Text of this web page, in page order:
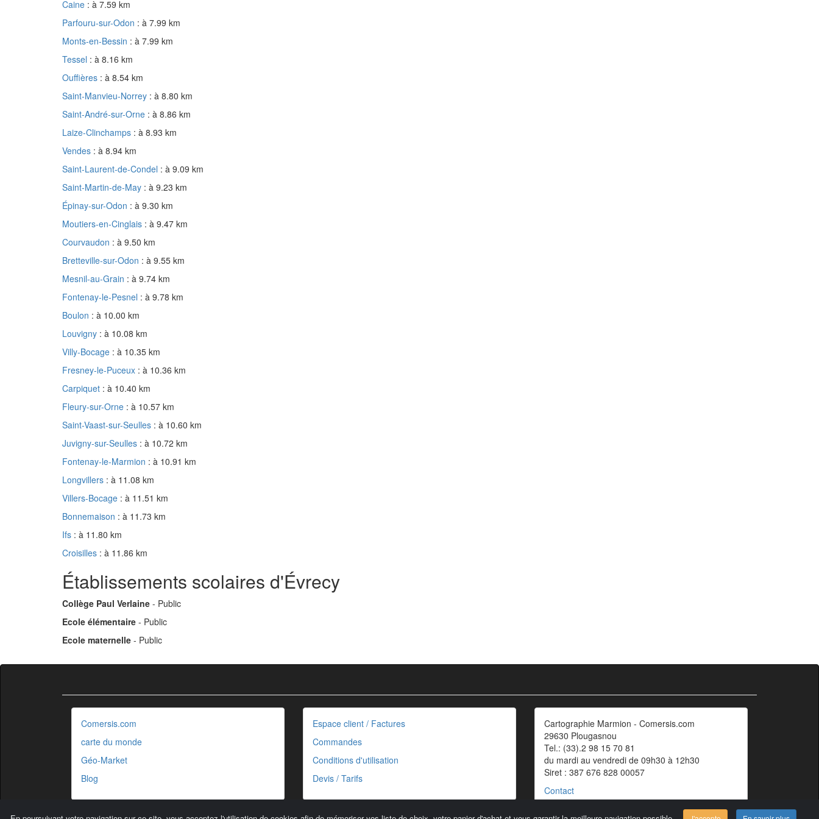
Caine : à 7.59 km
Parfouru-sur-Odon : à 7.99 km
Monts-en-Bessin : à 7.99 km
Tessel : à 8.16 km
Ouffières : à 8.54 km
Saint-Manvieu-Norrey : à 8.80 km
Saint-André-sur-Orne : à 8.86 km
Laize-Clinchamps : à 8.93 km
Vendes : à 8.94 km
Saint-Laurent-de-Condel : à 9.09 km
Saint-Martin-de-May : à 9.23 km
Épinay-sur-Odon : à 9.30 km
Moutiers-en-Cinglais : à 9.47 km
Courvaudon : à 9.50 km
Bretteville-sur-Odon : à 9.55 km
Mesnil-au-Grain : à 9.74 km
Fontenay-le-Pesnel : à 9.78 km
Boulon : à 10.00 km
Louvigny : à 10.08 km
Villy-Bocage : à 10.35 km
Fresney-le-Puceux : à 10.36 km
Carpiquet : à 10.40 km
Fleury-sur-Orne : à 10.57 km
Saint-Vaast-sur-Seulles : à 10.60 km
Juvigny-sur-Seulles : à 10.72 km
Fontenay-le-Marmion : à 10.91 km
Longvillers : à 11.08 km
Villers-Bocage : à 11.51 km
Bonnemaison : à 11.73 km
Ifs : à 11.80 km
Croisilles : à 11.86 km
Établissements scolaires d'Évrecy
Collège Paul Verlaine - Public
Ecole élémentaire - Public
Ecole maternelle - Public
Comersis.com
carte du monde
Géo-Market
Blog
Espace client / Factures
Commandes
Conditions d'utilisation
Devis / Tarifs
Cartographie Marmion - Comersis.com
29630 Plougasnou
Tel.: (33).2 98 15 70 81
du mardi au vendredi de 09h30 à 12h30
Siret : 387 676 828 00057
Contact